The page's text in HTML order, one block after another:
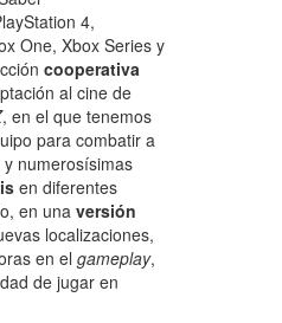
4,
One, Xbox Series y
cooperativa
al cine de
, en el que tenemos
para combatir a
numerosísimas
en diferentes
en unaversión
localizaciones,
en elgameplay,
de jugar en